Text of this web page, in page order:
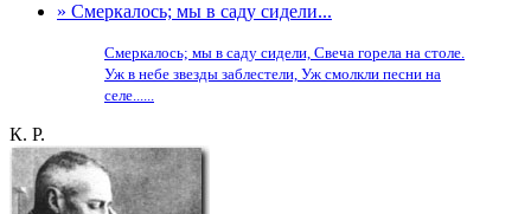
» Смеркалось; мы в саду сидели...
Смеркалось; мы в саду сидели, Свеча горела на столе.
Уж в небе звезды заблестели, Уж смолкли песни на
селе......
К. Р.